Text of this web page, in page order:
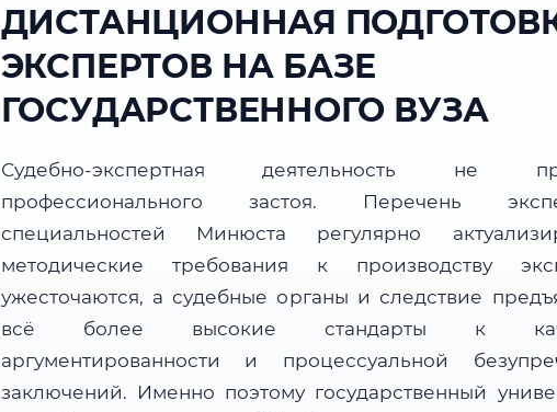
ДИСТАНЦИОННАЯ
ЭКСПЕРТОВ НА БАЗЕ
ГОСУДАРСТВЕННОГО ВУЗА
Судебно-экспертная деятельность не
профессионального застоя. Перечень
специальностей Минюста регулярно
методические требования к производству
ужесточаются, а судебные органы и следствие
всё более высокие стандарты к
аргументированности и процессуальной
заключений. Именно поэтому государственный